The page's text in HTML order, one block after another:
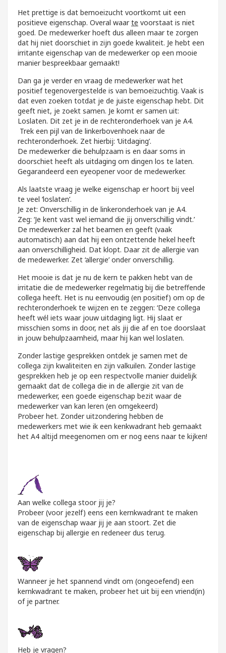
Het prettige is dat bemoeizucht voortkomt uit een
positieve eigenschap. Overal waarte voorstaat is niet
goed. De medewerker hoeft dus alleen maar te zorgen
dat hij niet doorschiet in zijn goede kwaliteit. Je hebt een
irritante eigenschap van de medewerker op een mooie
manier bespreekbaar gemaakt!
Dan ga je verder en vraag de medewerker wat het
positief tegenovergestelde is van bemoeizuchtig. Vaak is
dat even zoeken totdat je de juiste eigenschap hebt. Dit
geeft niet, je zoekt samen. Je komt er samen uit:
Loslaten. Dit zet je in de rechteronderhoek van je A4.
Trek een pijl van de linkerbovenhoek naar de
rechteronderhoek. Zet hierbij: ‘Uitdaging’.
De medewerker die behulpzaam is en daar soms in
doorschiet heeft als uitdaging om dingen los te laten.
Gegarandeerd een eyeopener voor de medewerker.
Als laatste vraag je welke eigenschap er hoort bij veel
te veel ‘loslaten’.
Je zet: Onverschillig in de linkeronderhoek van je A4.
Zeg: ‘Je kent vast wel iemand die jij onverschillig vindt.’
De medewerker zal het beamen en geeft (vaak
automatisch) aan dat hij een ontzettende hekel heeft
aan onverschilligheid. Dat klopt. Daar zit de allergie van
de medewerker. Zet ‘allergie’ onder onverschillig.
Het mooie is dat je nu de kern te pakken hebt van de
irritatie die de medewerker regelmatig bij die betreffende
collega heeft. Het is nu eenvoudig (en positief) om op de
rechteronderhoek te wijzen en te zeggen: ‘Deze collega
heeft wél iets waar jouw uitdaging ligt. Hij slaat er
misschien soms in door, net als jij die af en toe doorslaat
in jouw behulpzaamheid, maar hij kan wel loslaten.
Zonder lastige gesprekken ontdek je samen met de
collega zijn kwaliteiten en zijn valkuilen. Zonder lastige
gesprekken heb je op een respectvolle manier duidelijk
gemaakt dat de collega die in de allergie zit van de
medewerker, een goede eigenschap bezit waar de
medewerker van kan leren (en omgekeerd)
Probeer het. Zonder uitzondering hebben de
medewerkers met wie ik een kenkwadrant heb gemaakt
het A4 altijd meegenomen om er nog eens naar te kijken!
Aan welke collega stoor jij je?
Probeer (voor jezelf) eens een kernkwadrant te maken
van de eigenschap waar jij je aan stoort. Zet die
eigenschap bij allergie en redeneer dus terug.
Wanneer je het spannend vindt om (ongeoefend) een
kernkwadrant te maken, probeer het uit bij een vriend(in)
of je partner.
Heb je vragen?